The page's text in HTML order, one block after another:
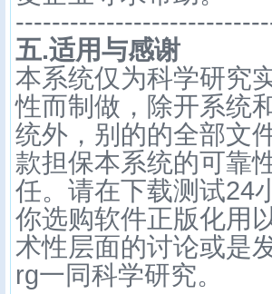
五.适用与感谢
本系统仅为科学研究
性而制做，除开系统
统外，别的的全部文
款担保本系统的可靠
任。请在下载测试24
你选购软件正版化用
术性层面的讨论或是
rg一同科学研究。